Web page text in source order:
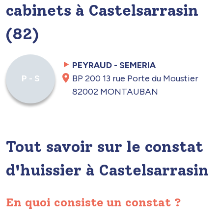
cabinets à Castelsarrasin
(82)
P - S
PEYRAUD - SEMERIA
BP 200 13 rue Porte du Moustier
82002 MONTAUBAN
Tout savoir sur le constat
d'huissier à Castelsarrasin
En quoi consiste un constat ?